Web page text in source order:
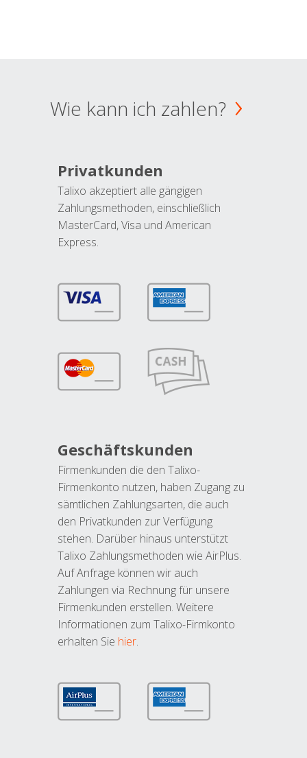
Wie kann ich zahlen?
Privatkunden
Talixo akzeptiert alle gängigen
Zahlungsmethoden, einschließlich
MasterCard, Visa und American
Express.
Geschäftskunden
Firmenkunden die den Talixo-
Firmenkonto nutzen, haben Zugang zu
sämtlichen Zahlungsarten, die auch
den Privatkunden zur Verfügung
stehen. Darüber hinaus unterstützt
Talixo Zahlungsmethoden wie AirPlus.
Auf Anfrage können wir auch
Zahlungen via Rechnung für unsere
Firmenkunden erstellen. Weitere
Informationen zum Talixo-Firmkonto
erhalten Sie hier.